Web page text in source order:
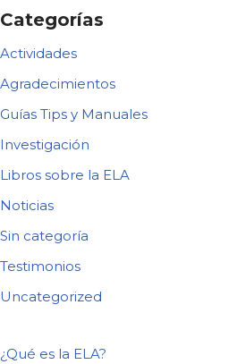
Categorías
Actividades
Agradecimientos
Guías Tips y Manuales
Investigación
Libros sobre la ELA
Noticias
Sin categoría
Testimonios
Uncategorized
¿Qué es la ELA?